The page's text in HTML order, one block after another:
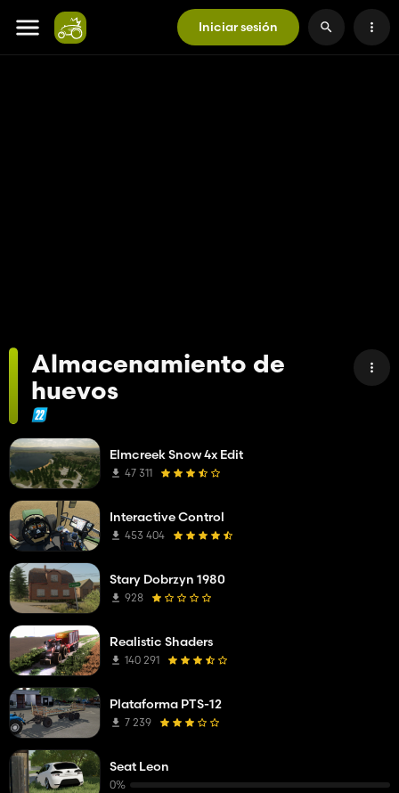
Iniciar sesión
Almacenamiento de
huevos
Elmcreek Snow 4x Edit
47 311
Interactive Control
453 404
Stary Dobrzyn 1980
928
Realistic Shaders
140 291
Plataforma PTS-12
7 239
Seat Leon
0%